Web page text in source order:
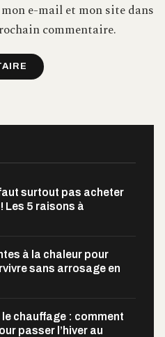
e-mail et mon site dans
commentaire.
surtout pas acheter
Les 5 raisons à
à la chaleur pour
sans arrosage en
le chauffage : comment
passer l’hiver au